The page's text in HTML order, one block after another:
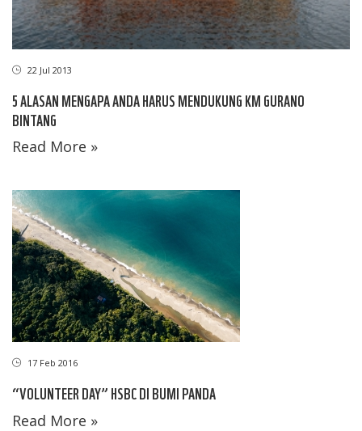
22 Jul 2013
5 ALASAN MENGAPA ANDA HARUS MENDUKUNG KM GURANO
BINTANG
Read More »
17 Feb 2016
“VOLUNTEER DAY” HSBC DI BUMI PANDA
Read More »